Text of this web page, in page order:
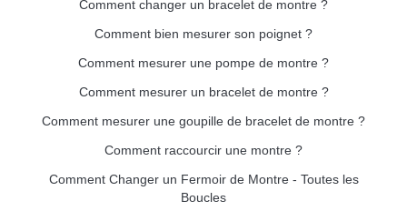
Comment changer un bracelet de montre ?
Comment bien mesurer son poignet ?
Comment mesurer une pompe de montre ?
Comment mesurer un bracelet de montre ?
Comment mesurer une goupille de bracelet de montre ?
Comment raccourcir une montre ?
Comment Changer un Fermoir de Montre - Toutes les
Boucles